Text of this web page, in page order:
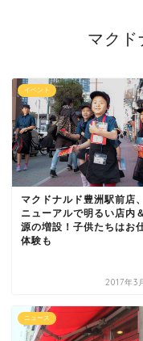
マクド
イベント
マクドナルド豊洲駅前店
ニューアルで明るい店内
源の増設！子供たちはお
体験も
2017年3
ニュース